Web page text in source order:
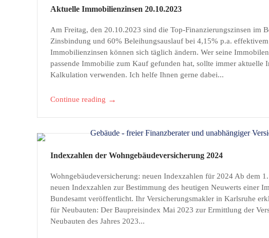
d
Aktuelle Immobilienzinsen 20.10.2023
Am Freitag, den 20.10.2023 sind die Top-Finanzierungszinsen im
Zinsbindung und 60% Beleihungsauslauf bei 4,15% p.a.
Immobilienzinsen können sich täglich ändern. Wer seine
passende Immobilie zum Kauf gefunden hat, sollte immer aktuelle
Kalkulation verwenden. Ich helfe Ihnen gerne dabei...
Continue reading →
Indexzahlen der Wohngebäudeversicherung 2024
Wohngebäudeversicherung: neuen Indexzahlen für 2024 Ab dem
neuen Indexzahlen zur Bestimmung des heutigen Neuwerts einer
Bundesamt veröffentlicht. Ihr Versicherungsmakler in Karlsruhe
für Neubauten: Der Baupreisindex Mai 2023 zur Ermittlung der
Neubauten des Jahres 2023...